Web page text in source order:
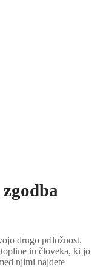
drugo priložnost.
in človeka, ki jo
njimi najdete